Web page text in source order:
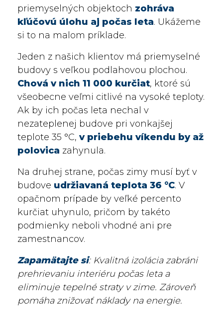
priemyselných objektoch zohráva
kľúčovú úlohu aj počas leta. Ukážeme
si to na malom príklade.
Jeden z našich klientov má priemyselné
budovy s veľkou podlahovou plochou.
Chová v nich 11 000 kurčiat, ktoré sú
všeobecne veľmi citlivé na vysoké teploty.
Ak by ich počas leta nechal v
nezateplenej budove pri vonkajšej
teplote 35 °C, v priebehu víkendu by až
polovica zahynula.
Na druhej strane, počas zimy musí byť v
budove udržiavaná teplota 36 °C. V
opačnom prípade by veľké percento
kurčiat uhynulo, pričom by takéto
podmienky neboli vhodné ani pre
zamestnancov.
Zapamätajte si: Kvalitná izolácia zabráni
prehrievaniu interiéru počas leta a
eliminuje tepelné straty v zime. Zároveň
pomáha znižovať náklady na energie.